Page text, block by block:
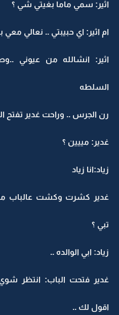
اثير: سمي ماما بغيتي شي ؟
ام اثير: اي حبيبتي .. نعالي معي
اثير: انشالله من عيوني
السلطه
رن الجرس .. وراحت غدير تفتح
غدير: مييين ؟
زياد:انا زياد
غدير كشرت وكشت عالباب
تبي ؟
زياد: ابي الوالده ..
غدير فتحت الباب: انتظر
اقول لك ..